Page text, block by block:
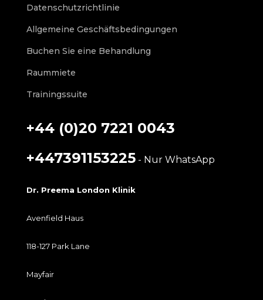
Datenschutzrichtlinie
Allgemeine Geschäftsbedingungen
Buchen Sie eine Behandlung
Raummiete
Trainingssuite
+44 (0)20 7221 0043
+447391153225- Nur WhatsApp
Dr. Preema London Klinik
Avenfield Haus
118-127 Park Lane
Mayfair